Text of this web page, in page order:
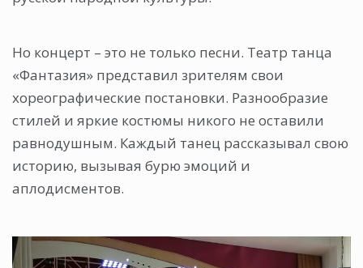
Но концерт – это не только песни. Театр танца
«Фантазия» представил зрителям свои
хореографические постановки. Разнообразие
стилей и яркие костюмы никого не оставили
равнодушным. Каждый танец рассказывал свою
историю, вызывая бурю эмоций и
аплодисментов.